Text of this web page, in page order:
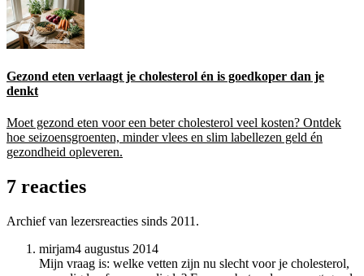
Gezond eten verlaagt je cholesterol én is goedkoper dan je
denkt
Moet gezond eten voor een beter cholesterol veel kosten? Ontdek
hoe seizoensgroenten, minder vlees en slim labellezen geld én
gezondheid opleveren.
7 reacties
Archief van lezersreacties sinds 2011.
mirjam4 augustus 2014
Mijn vraag is: welke vetten zijn nu slecht voor je cholesterol,